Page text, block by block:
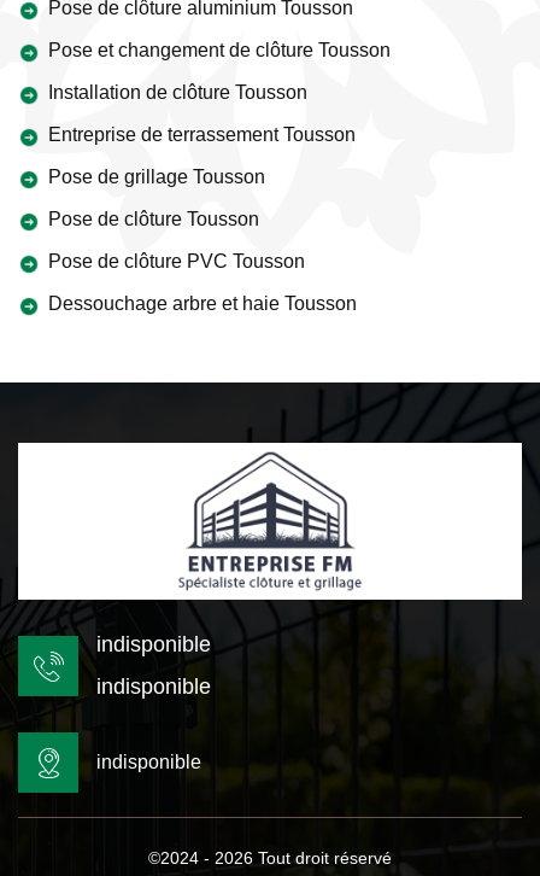
Pose de clôture aluminium Tousson
Pose et changement de clôture Tousson
Installation de clôture Tousson
Entreprise de terrassement Tousson
Pose de grillage Tousson
Pose de clôture Tousson
Pose de clôture PVC Tousson
Dessouchage arbre et haie Tousson
indisponible
indisponible
indisponible
©2024 - 2026 Tout droit réservé